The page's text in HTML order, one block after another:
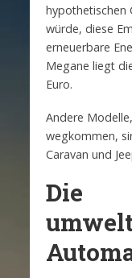
hypothetischen
würde, diese
erneuerbare
Megane liegt
Euro.
Andere
wegkommen,
Caravan und
Die